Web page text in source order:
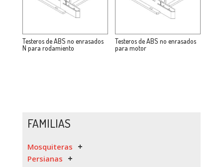
Testeros de ABS no enrasados
N para rodamiento
Testeros de ABS no enrasados
para motor
FAMILIAS
Mosquiteras
Persianas